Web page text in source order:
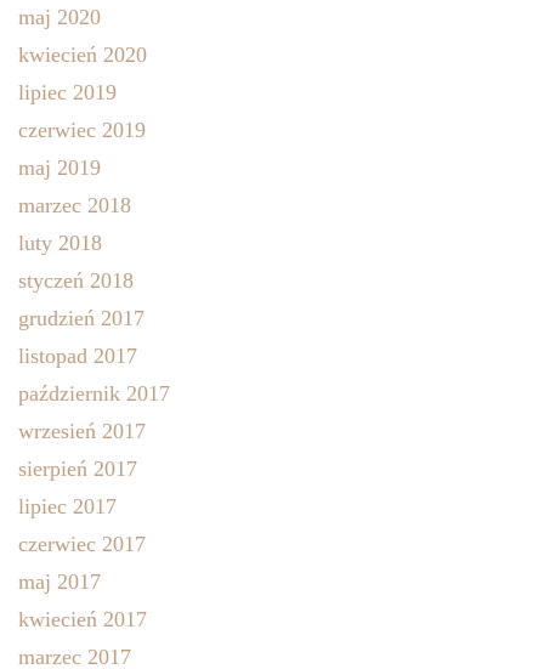
maj 2020
kwiecień 2020
lipiec 2019
czerwiec 2019
maj 2019
marzec 2018
luty 2018
styczeń 2018
grudzień 2017
listopad 2017
październik 2017
wrzesień 2017
sierpień 2017
lipiec 2017
czerwiec 2017
maj 2017
kwiecień 2017
marzec 2017